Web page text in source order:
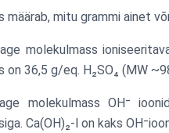
määrab, mitu grammi ainet
molekulmass
on 36,5 g/eq. H₂SO₄ (MW
molekulmass OH⁻
Ca(OH)₂-l on kaks